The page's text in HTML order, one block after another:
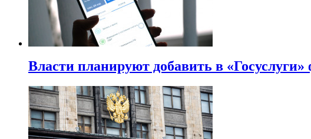
Власти планируют добавить в